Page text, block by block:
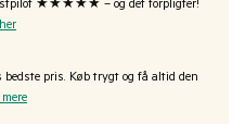
★★★★★ – og det forpligter!
bedste pris. Køb trygt og få altid den